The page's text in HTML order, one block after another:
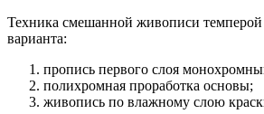
Техника смешанной живописи
варианта:
пропись первого слоя
полихромная проработка основы;
живопись по влажному слою